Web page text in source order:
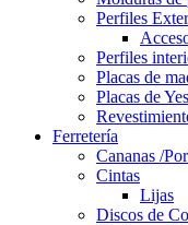
Perfiles
Perfiles
Placas de
Placas de
Ferretería
Cananas /
Cintas
Lijas
Discos de